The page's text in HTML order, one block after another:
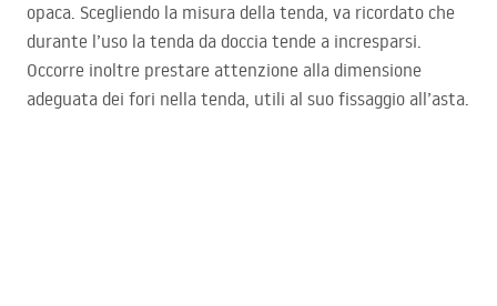
opaca. Scegliendo la misura della tenda, va ricordato che
durante l’uso la tenda da doccia tende a incresparsi.
Occorre inoltre prestare attenzione alla dimensione
adeguata dei fori nella tenda, utili al suo fissaggio all’asta.